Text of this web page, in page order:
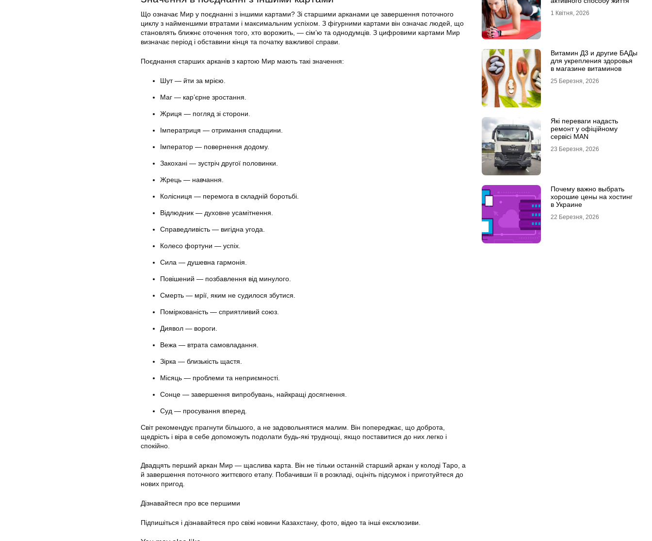
Що означає Мир у поєднанні з іншими картами? Зі старшими арканами це завершення поточного
циклу з найменшими втратами і максимальним успіхом. З фігурними картами він означає людей, що
становлять ближнє оточення того, хто ворожить, — сім’ю та однодумців. З цифровими картами Мир
визначає період і обставини кінця та початку важливої справи.
Поєднання старших арканів з картою Мир мають такі значення:
Шут — йти за мрією.
Маг — кар’єрне зростання.
Жриця — погляд зі сторони.
Імператриця — отримання спадщини.
Імператор — повернення додому.
Закохані — зустріч другої половинки.
Жрець — навчання.
Колісниця — перемога в складній боротьбі.
Відлюдник — духовне усамітнення.
Справедливість — вигідна угода.
Колесо фортуни — успіх.
Сила — душевна гармонія.
Повішений — позбавлення від минулого.
Смерть — мрії, яким не судилося збутися.
Поміркованість — сприятливий союз.
Диявол — вороги.
Вежа — втрата самовладання.
Зірка — близькість щастя.
Місяць — проблеми та неприємності.
Сонце — завершення випробувань, найкращі досягнення.
Суд — просування вперед.
Світ рекомендує прагнути більшого, а не задовольнятися малим. Він попереджає, що доброта,
щедрість і віра в себе допоможуть подолати будь-які труднощі, якщо поставитися до них легко і
спокійно.
Двадцять перший аркан Мир — щаслива карта. Він не тільки останній старший аркан у колоді Таро, а
й завершення поточного життєвого етапу. Побачивши її в розкладі, оцініть підсумок і приготуйтеся до
нових пригод.
Дізнавайтеся про все першими
Підпишіться і дізнавайтеся про свіжі новини Казахстану, фото, відео та інші ексклюзиви.
1 Квітня, 2026
Витамин Д3 и другие БАДы
для укрепления здоровья
в магазине витаминов
25 Березня, 2026
Які переваги надасть
ремонт у офіційному
сервісі MAN
23 Березня, 2026
Почему важно выбрать
хорошие цены на хостинг
в Украине
22 Березня, 2026